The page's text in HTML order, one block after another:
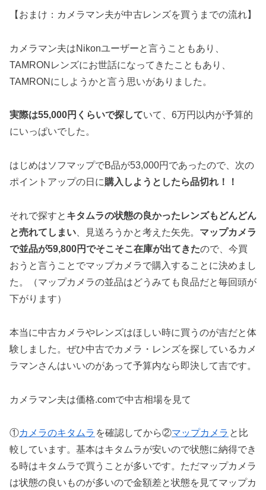
【おまけ：カメラマン夫が中古レンズを買うまでの流れ】
カメラマン夫はNikonユーザーと言うこともあり、
TAMRONレンズにお世話になってきたこともあり、
TAMRONにしようかと言う思いがありました。
実際は55,000円くらいで探していて、6万円以内が予算的
にいっぱいでした。
はじめはソフマップでB品が53,000円であったので、次の
ポイントアップの日に購入しようとしたら品切れ！！
それで探すと キタムラの状態の良かったレンズもどんどん
と売れてしまい 、見送ろうかと考えた矢先。 マップカメラ
で並品が59,800円でそこそこ在庫が出てきたので、今買
おうと言うことでマップカメラで購入することに決めまし
た。（マップカメラの並品はどうみても良品だと毎回頭が
下がります）
本当に中古カメラやレンズはほしい時に買うのが吉だと体
験しました。ぜひ中古でカメラ・レンズを探しているカメ
ラマンさんはいいのがあって予算内なら即決して吉です。
カメラマン夫は価格.comで中古相場を見て
①カメラのキタムラ を確認してから②マップカメラ と比
較しています。基本はキタムラが安いので状態に納得でき
る時はキタムラで買うことが多いです。ただマップカメラ
は状態の良いものが多いので金額差と状態を見てマップカ